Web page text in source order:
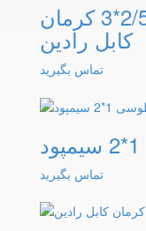
کابل افشان 3 رشته 2/5*3 کرمان
کابل رادین
تماس بگیرید
تماس بگیرید